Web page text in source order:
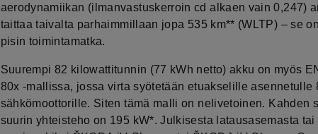
aerodynamiikan (ilmanvastuskerroin cd alkaen vain 0,247)
taittaa taivalta parhaimmillaan jopa 535 km** (WLTP) – se
pisin toimintamatka.
Suurempi 82 kilowattitunnin (77 kWh netto) akku on myös
80x -mallissa, jossa virta syötetään etuakselille asennetulle
sähkömoottorille. Siten tämä malli on nelivetoinen. Kahden
suurin yhteisteho on 195 kW*. Julkisesta latausasemasta